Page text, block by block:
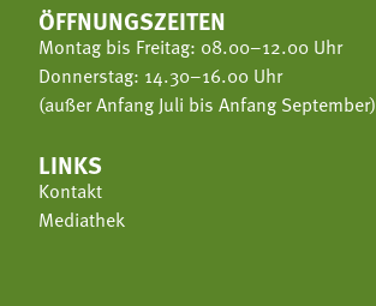
ÖFFNUNGSZEITEN
Montag bis Freitag: 08.00–12.00 Uhr
Donnerstag: 14.30–16.00 Uhr
(außer Anfang Juli bis Anfang September)
LINKS
Kontakt
Mediathek